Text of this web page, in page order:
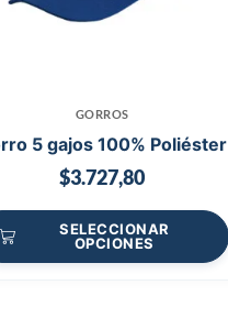
GORROS
5 gajos 100% Poliéster
$3.727,80
SELECCIONAR
OPCIONES